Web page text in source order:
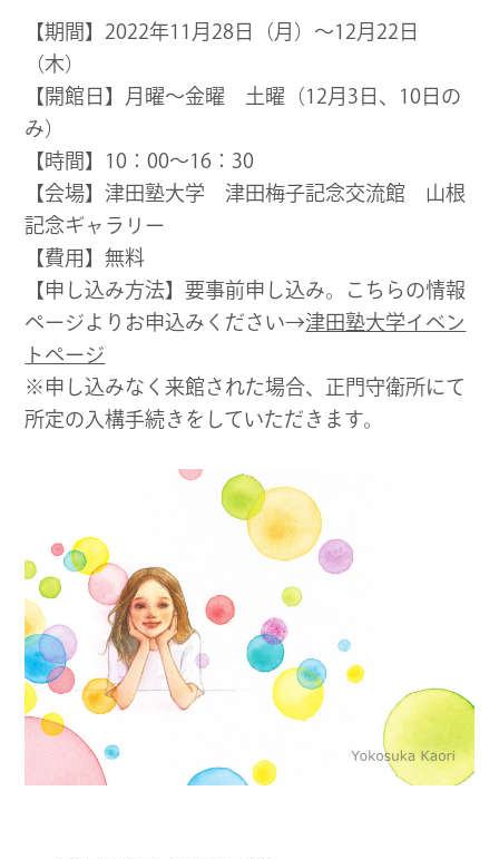
【期間】2022年11月28日（月）～12月22日
（木）
【開館日】月曜～金曜 土曜（12月3日、10日の
み）
【時間】10：00～16：30
【会場】津田塾大学 津田梅子記念交流館 山根
記念ギャラリー
【費用】無料
【申し込み方法】要事前申し込み。こちらの情報
ページよりお申込みください→津田塾大学イベン
トページ
※申し込みなく来館された場合、正門守衛所にて
所定の入構手続きをしていただきます。